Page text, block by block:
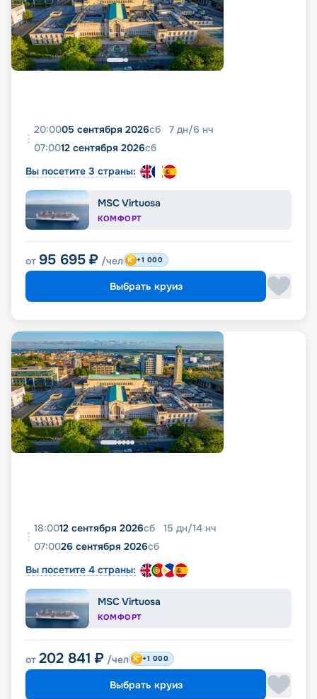
20:0005 сентября 2026сб 7 дн/6 нч
07:0012 сентября 2026сб
Вы посетите 3 страны:
MSC Virtuosa
КОМФОРТ
от 95 695 ₽ /чел +1 000
Выбрать круиз
18:0012 сентября 2026сб 15 дн/14 нч
07:0026 сентября 2026сб
Вы посетите 4 страны:
MSC Virtuosa
КОМФОРТ
от 202 841 ₽ /чел +1 000
Выбрать круиз